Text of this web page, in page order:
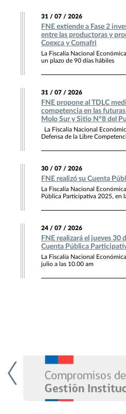
31 / 07 / 2026
FNE extiende a Fase 2
entre las productoras y
Coexca y Comafri
La Fiscalía Nacional
un plazo de 90 días hábiles
31 / 07 / 2026
FNE propone al TDLC
competencia en las
Molo Sur y Sitio N°8 del
La Fiscalía Nacional
Defensa de la Libre
30 / 07 / 2026
FNE realizó su Cuenta
La Fiscalía Nacional
Pública Participativa 2025, en
24 / 07 / 2026
FNE realizará el jueves 30
Cuenta Pública
La Fiscalía Nacional
julio a las 10.00 am